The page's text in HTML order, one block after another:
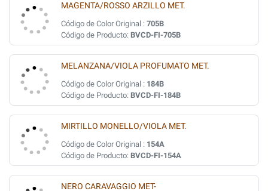
MAGENTA/ROSSO ARZILLO MET.
Código de Color Original : 705B
Código de Producto: BVCD-FI-705B
MELANZANA/VIOLA PROFUMATO MET.
Código de Color Original : 184B
Código de Producto: BVCD-FI-184B
MIRTILLO MONELLO/VIOLA MET.
Código de Color Original : 154A
Código de Producto: BVCD-FI-154A
NERO CARAVAGGIO MET-